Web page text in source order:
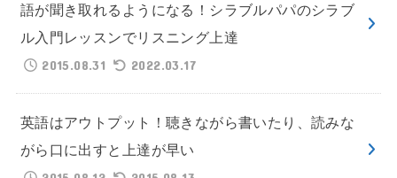
語が聞き取れるようになる！シラブルパパのシラブ
ル入門レッスンでリスニング上達
2015.08.31
2022.03.17
英語はアウトプット！聴きながら書いたり、読みな
がら口に出すと上達が早い